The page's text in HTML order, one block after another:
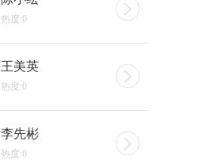
热度:0
王美英
热度:0
李先彬
热度:0